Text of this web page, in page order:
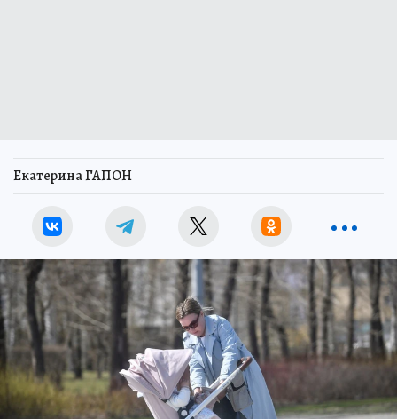
Екатерина ГАПОН